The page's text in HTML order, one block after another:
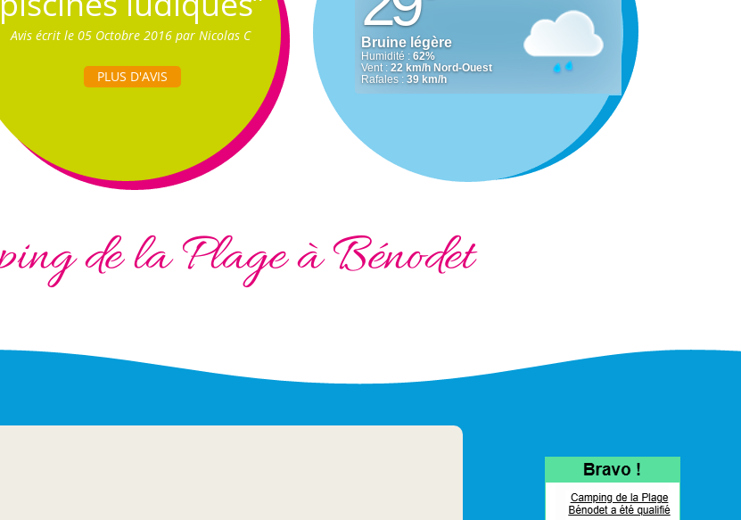
Avis écrit le 05 Octobre 2016 par Nicolas C
PLUS D'AVIS
de la Plage à Bénodet